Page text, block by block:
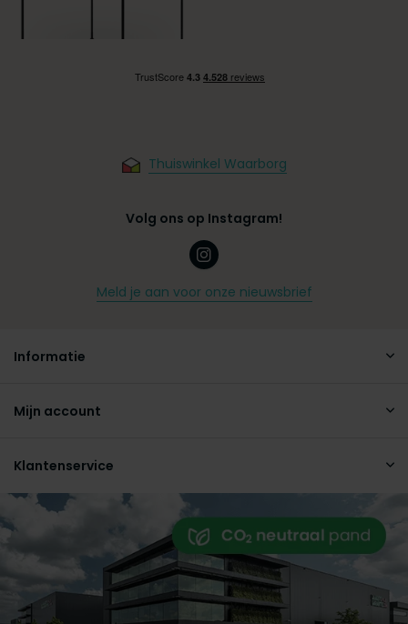
Thuiswinkel Waarborg
Volg ons op Instagram!
Meld je aan voor onze nieuwsbrief
Informatie
Mijn account
Klantenservice